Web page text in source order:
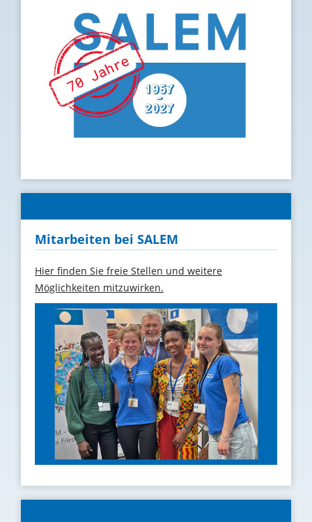
Mitarbeiten bei SALEM
Hier finden Sie freie Stellen und weitere
Möglichkeiten mitzuwirken.